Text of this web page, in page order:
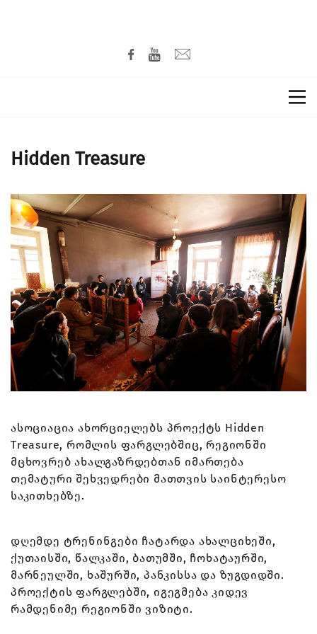
Hidden Treasure
ასოციაცია ახორციელებს პროექტს Hidden
Treasure, რომლის ფარგლებშიც, რეგიონში
მცხოვრებ ახალგაზრდებთან იმართება
თემატური შეხვედრები მათთვის საინტერესო
საკითხებზე.
დღემდე ტრენინგები ჩატარდა ახალციხეში,
ქუთაისში, წალკაში, ბათუმში, ჩოხატაურში,
მარნეულში, ხაშურში, პანკისსა და ზუგდიდში.
პროექტის ფარგლებში, იგეგმება კიდევ
რამდენიმე რეგიონში ვიზიტი.